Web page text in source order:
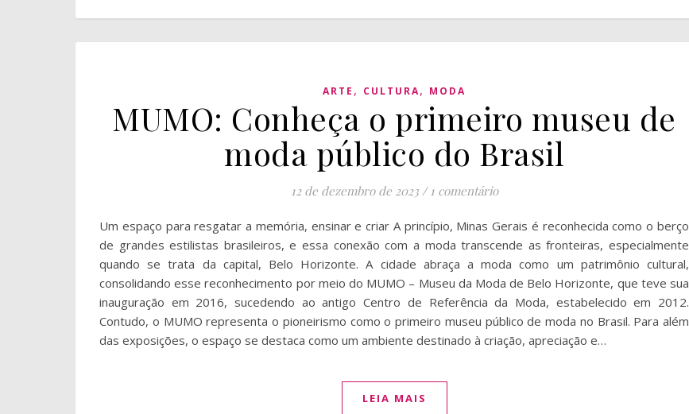
ARTE , CULTURA, MODA
MUMO: Conheça o primeiro museu de
moda público do Brasil
12 de dezembro de 2023 / 1 comentário
Um espaço para resgatar a memória, ensinar e criar A princípio, Minas Gerais é reconhecida como o berço
de grandes estilistas brasileiros, e essa conexão com a moda transcende as fronteiras, especialmente
quando se trata da capital, Belo Horizonte. A cidade abraça a moda como um patrimônio cultural,
consolidando esse reconhecimento por meio do MUMO – Museu da Moda de Belo Horizonte, que teve sua
inauguração em 2016, sucedendo ao antigo Centro de Referência da Moda, estabelecido em 2012.
Contudo, o MUMO representa o pioneirismo como o primeiro museu público de moda no Brasil. Para além
das exposições, o espaço se destaca como um ambiente destinado à criação, apreciação e…
LEIA MAIS